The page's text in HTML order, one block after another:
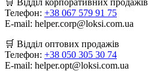
Телефон: +38 067 579 91 75
E-mail: helper.corp@loksi.com.ua
🛒 Відділ оптових продажів
Телефон: +38 050 305 30 74
E-mail: helper.opt@loksi.com.ua